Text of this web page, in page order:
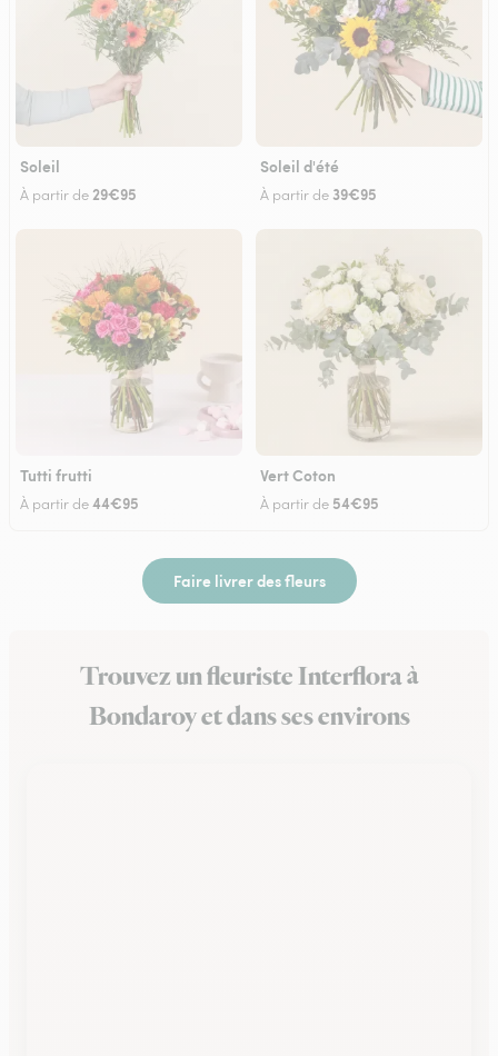
Soleil
À partir de29€95
Soleil d'été
À partir de 39€95
Tutti frutti
À partir de44€95
Vert Coton
À partir de 54€95
Faire livrer des fleurs
Trouvez un fleuriste Interflora à
Bondaroy et dans ses environs